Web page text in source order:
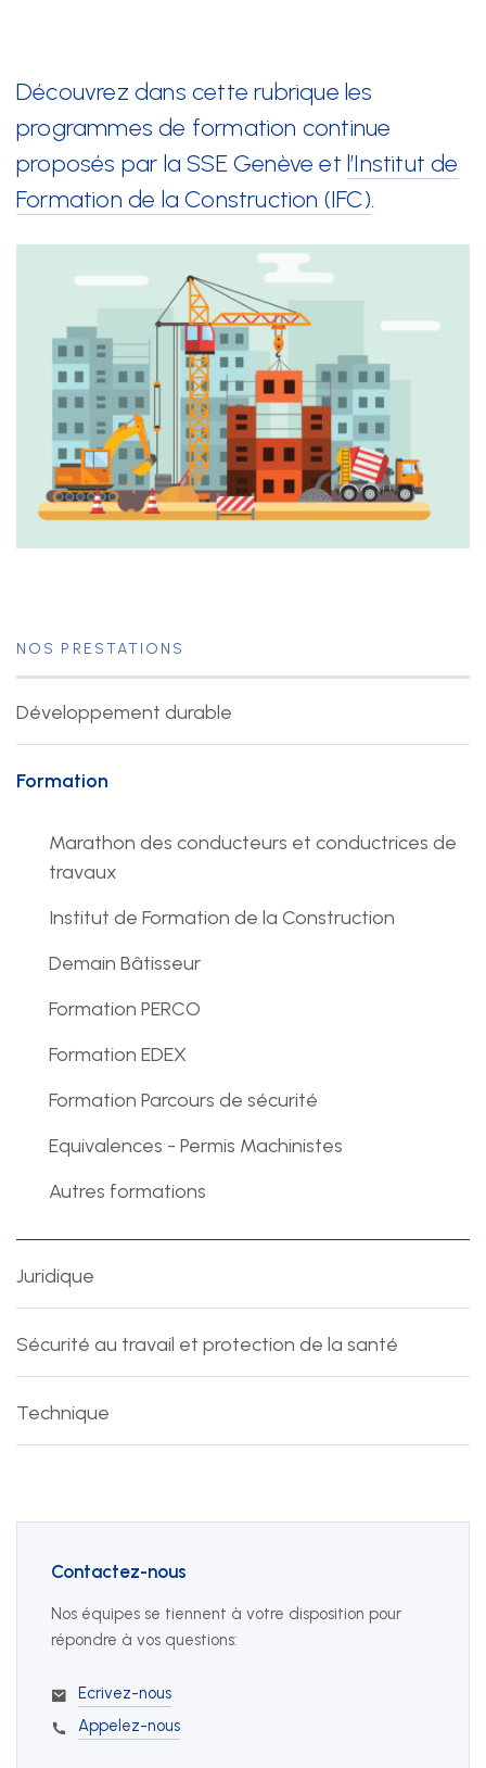
Développement durable
Formation
Juridique
Sécurité au travail et protection de la santé
Technique
SSE Genève
Rue de Malatrex 14
CH-1201 Genève
Itinéraire
Les horaires de notre secrétariat sont :
08:00 - 12:00
vendredi
13:30 - 16:30
NOS PRESTATIONS
Développement durable
Formation
Marathon des conducteurs et conductrices de
travaux
Institut de Formation de la Construction
Demain Bâtisseur
Formation PERCO
Formation EDEX
Formation Parcours de sécurité
Equivalences - Permis Machinistes
Autres formations
Juridique
Sécurité au travail et protection de la santé
Technique
Contactez-nous
Nos équipes se tiennent à votre disposition pour
répondre à vos questions:
Ecrivez-nous
Appelez-nous
Découvrez dans cette rubrique les
programmes de formation continue
proposés par la SSE Genève et l’Institut de
Formation de la Construction (IFC).